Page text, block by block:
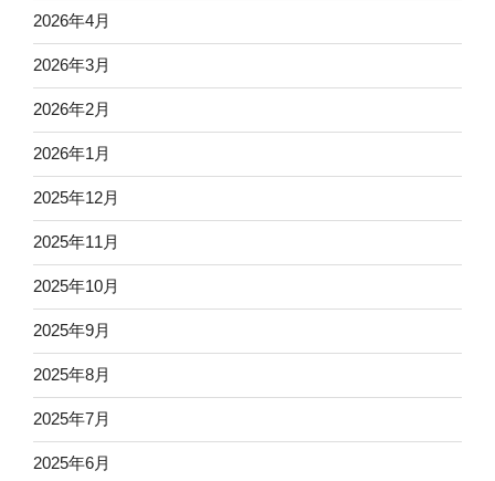
2026年4月
2026年3月
2026年2月
2026年1月
2025年12月
2025年11月
2025年10月
2025年9月
2025年8月
2025年7月
2025年6月